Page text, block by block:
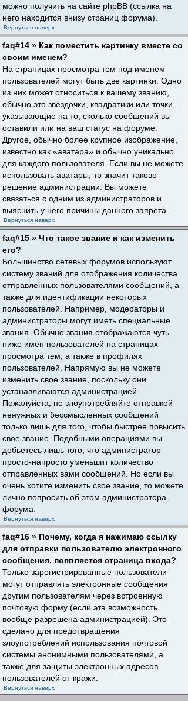
можно получить на сайте phpBB (ссылка на
него находится внизу страниц форума).
Вернуться наверх
faq#14 » Как поместить картинку вместе со
своим именем?
На страницах просмотра тем под именем
пользователей могут быть две картинки. Одно
из них может относиться к вашему званию,
обычно это звёздочки, квадратики или точки,
указывающие на то, сколько сообщений вы
оставили или на ваш статус на форуме.
Другое, обычно более крупное изображение,
известно как «аватара» и обычно уникально
для каждого пользователя. Если вы не можете
использовать аватары, то значит таково
решение администрации. Вы можете
связаться с одним из администраторов и
выяснить у него причины данного запрета.
Вернуться наверх
faq#15 » Что такое звание и как изменить
его?
Большинство сетевых форумов используют
систему званий для отображения количества
отправленных пользователями сообщений, а
также для идентификации некоторых
пользователей. Например, модераторы и
администраторы могут иметь специальные
звания. Обычно звания отображаются чуть
ниже имен пользователей на страницах
просмотра тем, а также в профилях
пользователей. Напрямую вы не можете
изменить свое звание, поскольку они
устанавливаются администрацией.
Пожалуйста, не злоупотребляйте отправкой
ненужных и бессмысленных сообщений
только лишь для того, чтобы быстрее повысить
свое звание. Подобными операциями вы
добьетесь лишь того, что администратор
просто-напросто уменьшит количество
отправленных вами сообщений. Но если вы
очень хотите изменить свое звание, то можете
лично попросить об этом администратора
форума.
Вернуться наверх
faq#16 » Почему, когда я нажимаю ссылку
для отправки пользователю электронного
сообщения, появляется страница входа?
Только зарегистрированные пользователи
могут отправлять электронные сообщения
другим пользователям через встроенную
почтовую форму (если эта возможность
вообще разрешена администрацией). Это
сделано для предотвращения
злоупотреблений использования почтовой
системы анонимными пользователями, а
также для защиты электронных адресов
пользователей от кражи.
Вернуться наверх